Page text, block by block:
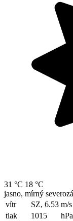
31 °C 18 °C
jasno, mírný
vítr
SZ, 6.53 m/s
tlak
1015
hPa